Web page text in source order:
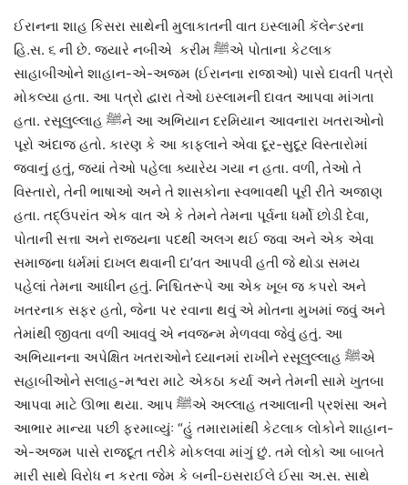
ઈરાનના શાહ કિસરા સાથેની મુલાકાતની વાત ઇસ્લામી કૅલેન્ડરના
હિ.સ. ૬ ની છે. જ્યારે નબીએ કરીમ ﷺએ પોતાના કેટલાક
સાહાબીઓને શાહાન-એ-અજમ (ઈરાનના રાજાઓ) પાસે દાવતી પત્રો
મોકલ્યા હતા. આ પત્રો દ્વારા તેઓ ઇસ્લામની દાવત આપવા માંગતા
હતા. રસૂલુલ્લાહ ﷺને આ અભિયાન દરમિયાન આવનારા ખતરાઓનો
પૂરો અંદાજ હતો. કારણ કે આ કાફલાને એવા દૂર-સુદૂર વિસ્તારોમાં
જવાનું હતું, જ્યાં તેઓ પહેલા ક્યારેય ગયા ન હતા. વળી, તેઓ તે
વિસ્તારો, તેની ભાષાઓ અને તે શાસકોના સ્વભાવથી પૂરી રીતે અજાણ
હતા. તદ્‌ઉપરાંત એક વાત એ કે તેમને તેમના પૂર્વના ધર્મો છોડી દેવા,
પોતાની સત્તા અને રાજ્યના પદથી અલગ થઈ જવા અને એક એવા
સમાજના ધર્મમાં દાખલ થવાની દા’વત આપવી હતી જે થોડા સમય
પહેલાં તેમના આધીન હતું. નિશ્ચિતરૂપે આ એક ખૂબ જ કપરો અને
ખતરનાક સફર હતો, જેના પર રવાના થવું એ મોતના મુખમાં જવું અને
તેમાંથી જીવતા વળી આવવું એ નવજન્મ મેળવવા જેવું હતું. આ
અભિયાનના અપેક્ષિત ખતરાઓને ધ્યાનમાં રાખીને રસૂલુલ્લાહ ﷺએ
સહાબીઓને સલાહ-મશ્વરા માટે એકઠા કર્યા અને તેમની સામે ખુતબા
આપવા માટે ઊભા થયા. આપ ﷺએ અલ્લાહ તઆલાની પ્રશંસા અને
આભાર માન્યા પછી ફરમાવ્યુંઃ “હું તમારામાંથી કેટલાક લોકોને શાહાન-
એ-અજમ પાસે રાજદૂત તરીકે મોકલવા માંગું છું. તમે લોકો આ બાબતે
મારી સાથે વિરોધ ન કરતા જેમ કે બની-ઇસરાઈલે ઈસા અ.સ. સાથે